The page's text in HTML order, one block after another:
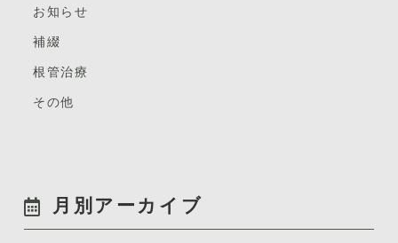
２．大きさ（ヘッドのサイズ）
歯ブラシのヘッドの大きさは実はとても重要で
す。
気になる方
・虫歯予防をしたい方
におすすめです。
お知らせ
補綴
根管治療
その他
月別アーカイブ